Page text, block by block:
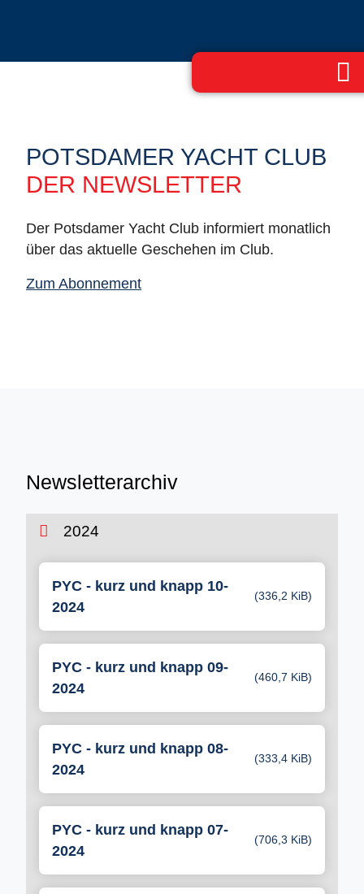
POTSDAMER YACHT CLUB
DER NEWSLETTER
Der Potsdamer Yacht Club informiert monatlich
über das aktuelle Geschehen im Club.
Zum Abonnement
Newsletterarchiv
2024
PYC - kurz und knapp 10-
2024
(336,2 KiB)
PYC - kurz und knapp 09-
2024
(460,7 KiB)
PYC - kurz und knapp 08-
2024
(333,4 KiB)
PYC - kurz und knapp 07-
2024
(706,3 KiB)